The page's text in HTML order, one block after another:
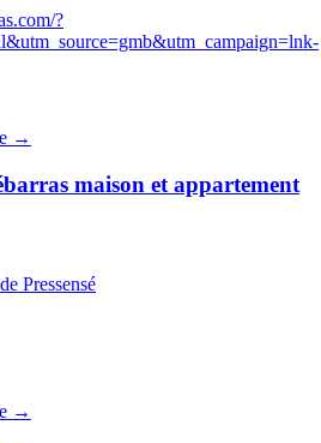
?
→
maison et appartement
Pressensé
→